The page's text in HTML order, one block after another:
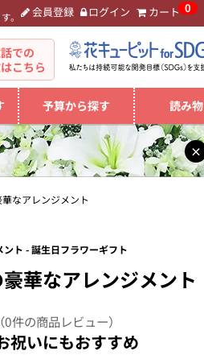
。 会員登録 ログイン カート 0
での
こちら
予算から探す 読み物
×
なアレンジメント
ト - 誕生日フラワーギフト
華なアレンジメント
（0件の商品レビュー）
祝いにもおすすめ